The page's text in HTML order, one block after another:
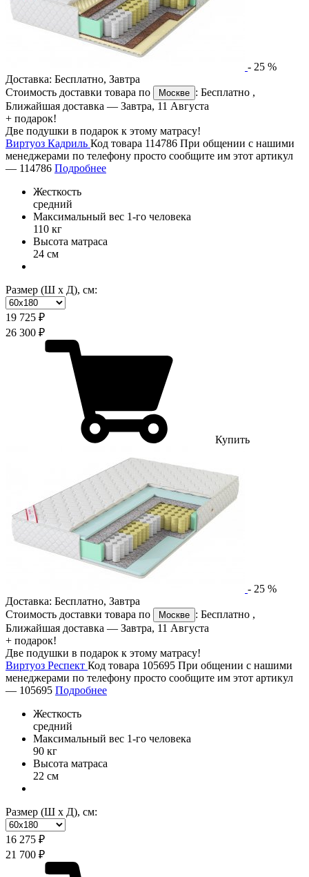
- 25 %
Доставка: Бесплатно, Завтра
Стоимость доставки товара по
Москве : Бесплатно ,
Ближайшая доставка — Завтра, 11 Августа
+ подарок!
Две подушки в подарок к этому матрасу!
Виртуоз Кадриль Код товара 114786 При общении с нашими
менеджерами по телефону просто сообщите им этот артикул
— 114786 Подробнее
Жесткость
средний
Максимальный вес 1-го человека
110 кг
Высота матраса
24 см
Размер (Ш х Д), см:
19 725 ₽
26 300 ₽
Купить
- 25 %
Доставка: Бесплатно, Завтра
Стоимость доставки товара по
Москве : Бесплатно ,
Ближайшая доставка — Завтра, 11 Августа
+ подарок!
Две подушки в подарок к этому матрасу!
Виртуоз Респект Код товара 105695 При общении с нашими
менеджерами по телефону просто сообщите им этот артикул
— 105695 Подробнее
Жесткость
средний
Максимальный вес 1-го человека
90 кг
Высота матраса
22 см
Размер (Ш х Д), см:
16 275 ₽
21 700 ₽